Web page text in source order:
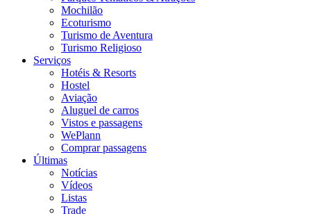
Mochilão
Ecoturismo
Turismo de Aventura
Turismo Religioso
Serviços
Hotéis & Resorts
Hostel
Aviação
Aluguel de carros
Vistos e passagens
WePlann
Comprar passagens
Últimas
Notícias
Vídeos
Listas
Trade